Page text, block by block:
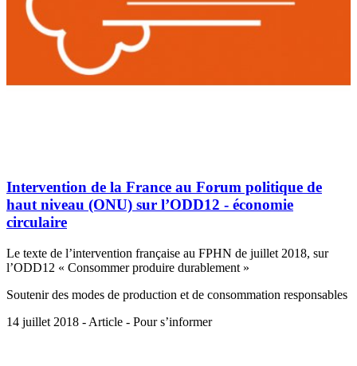
Intervention de la France au Forum politique de
haut niveau (ONU) sur l’ODD12 - économie
circulaire
Le texte de l’intervention française au FPHN de juillet 2018, sur
l’ODD12 « Consommer produire durablement »
Soutenir des modes de production et de consommation responsables
14 juillet 2018 - Article - Pour s’informer